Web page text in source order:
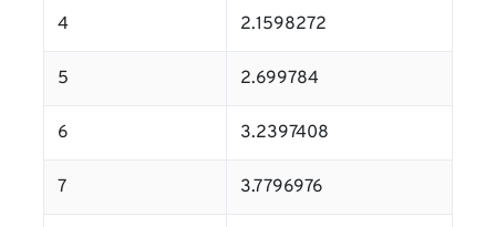
4 2.1598272
5 2.699784
6 3.2397408
7 3.7796976